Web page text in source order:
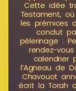
Cette idée
Testament,
les prémices
conclut
pèlerinage :
rendez-
calendrier
l’Agneau de
Chavouot
écrit la Torah